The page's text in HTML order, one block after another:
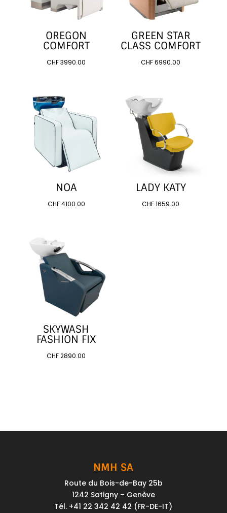
OREGON
COMFORT
CHF3990.00
GREEN STAR
CLASS COMFORT
CHF6990.00
NOA
CHF4100.00
LADY KATY
CHF1659.00
SKYWASH
FASHION FIX
CHF2890.00
NMH SA
Route du Bois-de-Bay 25b
1242 Satigny – Genève
Tél. +41 22 342 42 42 (FR-DE-IT)